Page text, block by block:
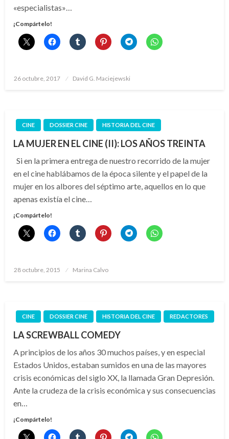
«especialistas»…
¡Compártelo!
Publicado
26 octubre, 2017 David G. Maciejewski
CINE DOSSIER CINE HISTORIA DEL CINE
LA MUJER EN EL CINE (II): LOS AÑOS TREINTA
Si en la primera entrega de nuestro recorrido de la mujer
en el cine hablábamos de la época silente y el papel de la
mujer en los albores del séptimo arte, aquellos en lo que
apenas existía el cine…
¡Compártelo!
Publicado
28 octubre, 2015 Marina Calvo
CINE DOSSIER CINE HISTORIA DEL CINE REDACTORES
LA SCREWBALL COMEDY
A principios de los años 30 muchos países, y en especial
Estados Unidos, estaban sumidos en una de las mayores
crisis económicas del siglo XX, la llamada Gran Depresión.
Ante la crudeza de la crisis económica y sus consecuencias
en…
¡Compártelo!